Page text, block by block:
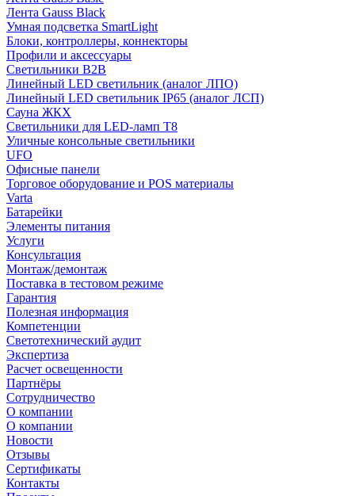
Лента Gauss Black
Умная подсветка SmartLight
Блоки, контроллеры, коннекторы
Профили и аксессуары
Светильники B2B
Линейный LED светильник (аналог ЛПО)
Линейный LED светильник IP65 (аналог ЛСП)
Сауна ЖКХ
Светильники для LED-ламп T8
Уличные консольные светильники
UFO
Офисные панели
Торговое оборудование и POS материалы
Varta
Батарейки
Элементы питания
Услуги
Консультация
Монтаж/демонтаж
Поставка в тестовом режиме
Гарантия
Полезная информация
Компетенции
Светотехнический аудит
Экспертиза
Расчет освещенности
Партнёры
Cотрудничество
О компании
О компании
Новости
Отзывы
Сертификаты
Контакты